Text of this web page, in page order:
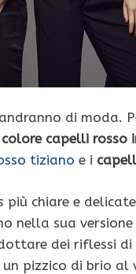
di moda.
colore capelli rosso
tiziano e i
più chiare e
nella sua
dei riflessi di
pizzico di brio al